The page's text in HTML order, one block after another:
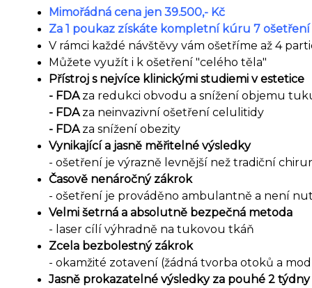
Mimořádná cena jen 39.500,- Kč
Za 1 poukaz získáte kompletní kúru 7 ošetření
V rámci každé návštěvy vám ošetříme až 4
Můžete využít i k ošetření "celého těla"
Přístroj s nejvíce klinickými studiemi v estetice
- FDAza redukci obvodu a snížení objemu
- FDAza neinvazivní ošetření celulitidy
- FDAza snížení obezity
Vynikající a jasně měřitelné výsledky
- ošetření je výrazně levnější než tradiční
Časově nenáročný zákrok
- ošetření je prováděno ambulantně a není
Velmi šetrná a absolutně bezpečná metoda
- laser cílí výhradně na tukovou tkáň
Zcela bezbolestný zákrok
- okamžité zotavení (žádná tvorba otoků a
Jasně prokazatelné výsledky za pouhé 2 týdny